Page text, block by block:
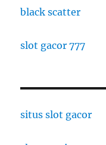
black scatter
slot gacor 777
situs slot gacor